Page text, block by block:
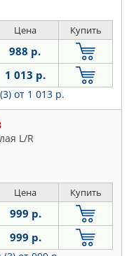
Цена Купить
988 р.
1 013 р.
от 1 013 р.
L/R
Цена Купить
999 р.
999 р.